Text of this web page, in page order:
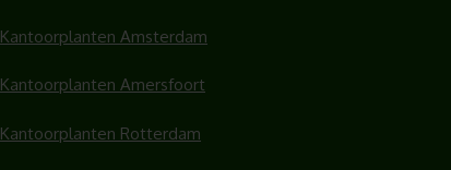
Kantoorplanten Amsterdam
Kantoorplanten Amersfoort
Kantoorplanten Rotterdam